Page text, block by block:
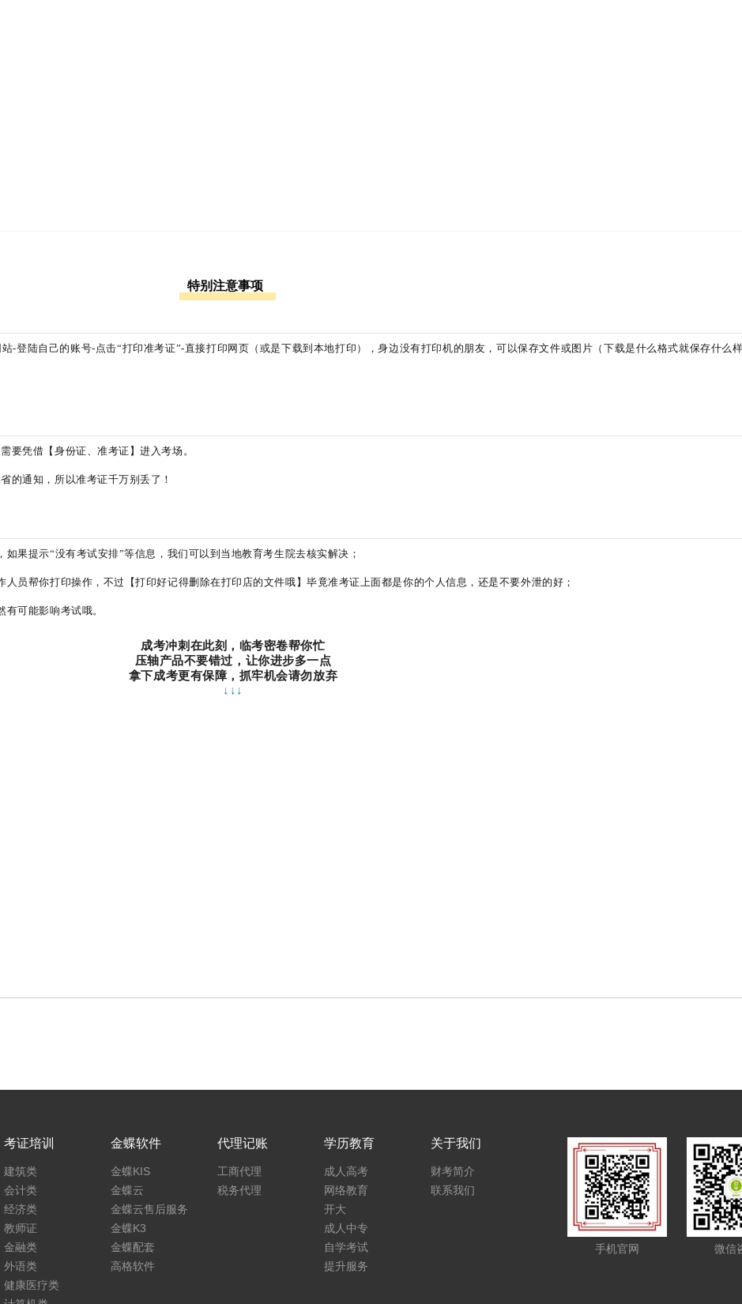
特别注意事项
-登陆自己的账号-点击“打印准考证”-直接打印网页（或是下载到本地打印），身边没有打印机的朋友，可以保存文件或图片（下载是什么格式就保存什么
要凭借【身份证、准考证】进入考场。
的通知，所以准考证千万别丢了！
果提示“没有考试安排”等信息，我们可以到当地教育考生院去核实解决；
员帮你打印操作，不过【打印好记得删除在打印店的文件哦】毕竟准考证上面都是你的个人信息，还是不要外泄的好；
可能影响考试哦。
成考冲刺在此刻，临考密卷帮你忙
压轴产品不要错过，让你进步多一点
拿下成考更有保障，抓牢机会请勿放弃
↓↓↓
考证培训
建筑类
会计类
经济类
教师证
金融类
外语类
健康医疗类
金蝶软件
金蝶KIS
金蝶云
金蝶云售后服务
金蝶K3
金蝶配套
高格软件
代理记账
工商代理
税务代理
学历教育
成人高考
网络教育
开大
成人中专
自学考试
提升服务
关于我们
财考简介
联系我们
手机官网 微信